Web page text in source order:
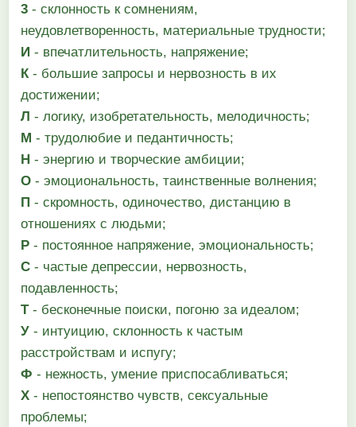
3 - склонность к сомнениям,
неудовлетворенность, материальные трудности;
И - впечатлительность, напряжение;
К- большие запросы и нервозность в их
достижении;
Л - логику, изобретательность, мелодичность;
М - трудолюбие и педантичность;
Н - энергию и творческие амбиции;
О - эмоциональность, таинственные волнения;
П - скромность, одиночество, дистанцию в
отношениях с людьми;
Р - постоянное напряжение, эмоциональность;
С - частые депрессии, нервозность,
подавленность;
Т- бесконечные поиски, погоню за идеалом;
У - интуицию, склонность к частым
расстройствам и испугу;
Ф - нежность, умение приспосабливаться;
X - непостоянство чувств, сексуальные
проблемы;